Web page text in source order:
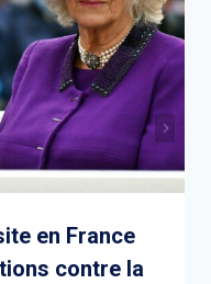
en France
contre la